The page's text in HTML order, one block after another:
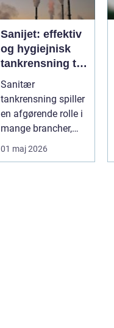
Sanijet: effektiv
og hygiejnisk
tankrensning til
krævende
industrier
Sanitær
tankrensning spiller
en afgørende rolle i
mange brancher,
produktkvalitet,...
01 maj 2026